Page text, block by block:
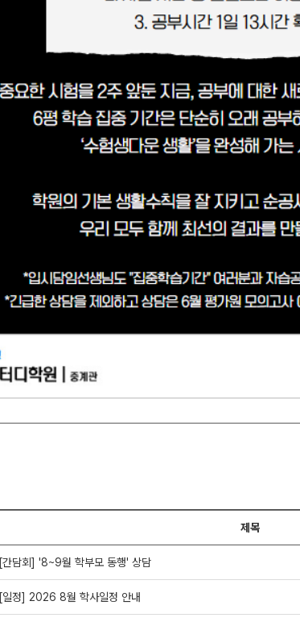
제목
[간담회] '8~9월 학부모 동행' 상담
[일정] 2026 8월 학사일정 안내